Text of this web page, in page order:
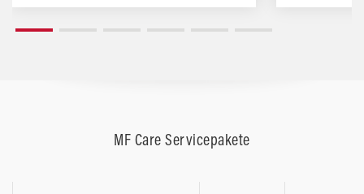
MF Care Servicepakete